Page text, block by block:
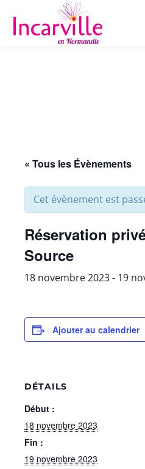
« Tous les Évènements
Cet évènement est
Réservation
Source
18 novembre 2023- 19
Ajouter au calendrier
DÉTAILS
Début :
18 novembre 2023
Fin :
19 novembre 2023